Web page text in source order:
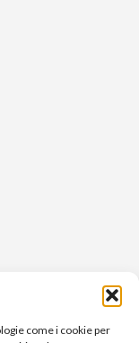
come i cookie per